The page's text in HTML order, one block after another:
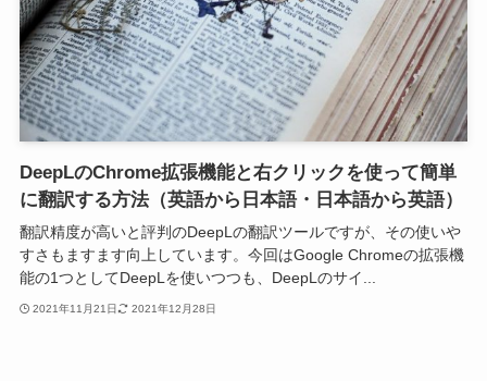
DeepLのChrome拡張機能と右クリックを使って簡単
に翻訳する方法（英語から日本語・日本語から英語）
翻訳精度が高いと評判のDeepLの翻訳ツールですが、その使いや
すさもますます向上しています。今回はGoogle Chromeの拡張機
能の1つとしてDeepLを使いつつも、DeepLのサイ...
2021年11月21日 2021年12月28日